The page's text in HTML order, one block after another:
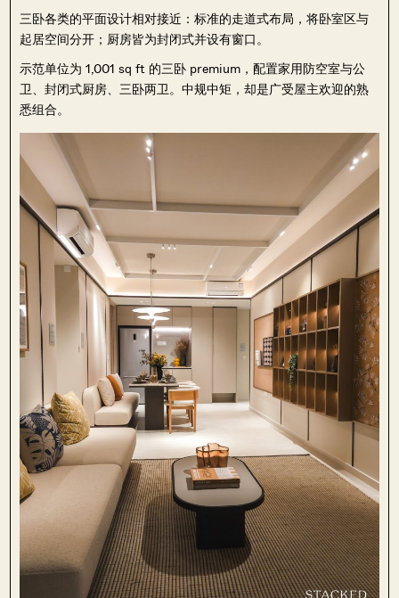
三卧各类的平面设计相对接近：标准的走道式布局，将卧室区与
起居空间分开；厨房皆为封闭式并设有窗口。
示范单位为 1,001 sq ft 的三卧 premium，配置家用防空室与公
卫、封闭式厨房、三卧两卫。中规中矩，却是广受屋主欢迎的熟
悉组合。